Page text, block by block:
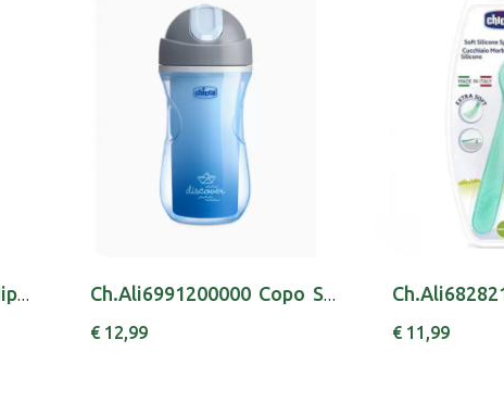
Tonimer Spray Nasal Hip Baby100ml Ch.Ali6991200000 Copo Sport Boy 14m+
€ 12,99 € 11,99